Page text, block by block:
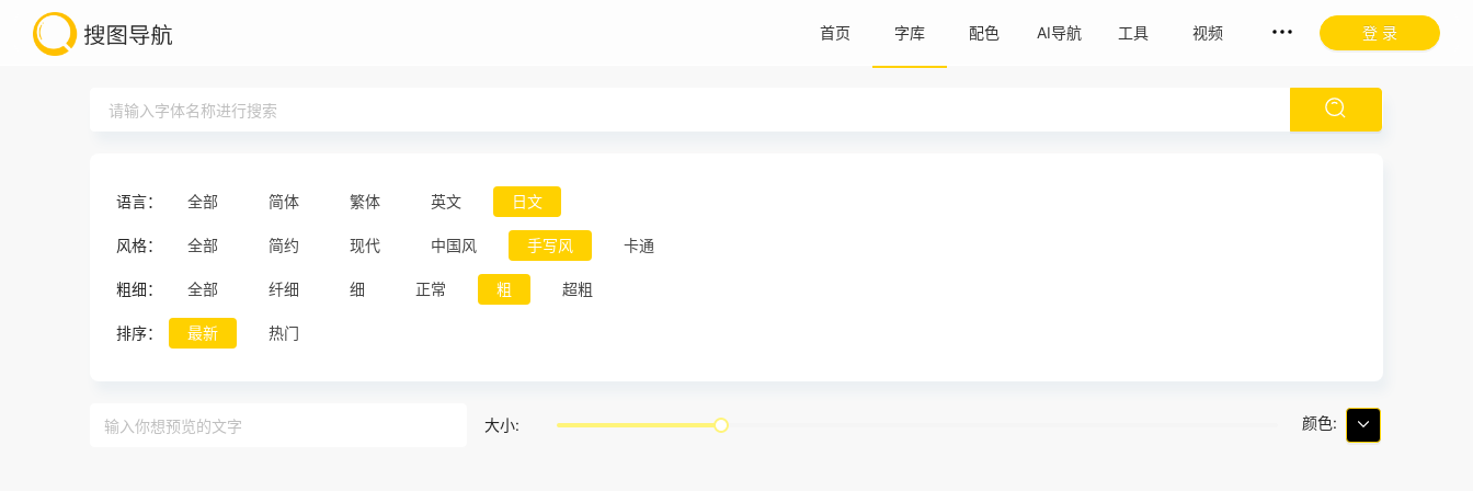
首页 字库 配色 AI导航 工具 视频 登 录
语言： 全部 简体 繁体 英文 日文
风格： 全部 简约 现代 中国风 手写风 卡通
粗细： 全部 纤细 细 正常 粗 超粗
排序： 最新 热门
大小: 颜色: